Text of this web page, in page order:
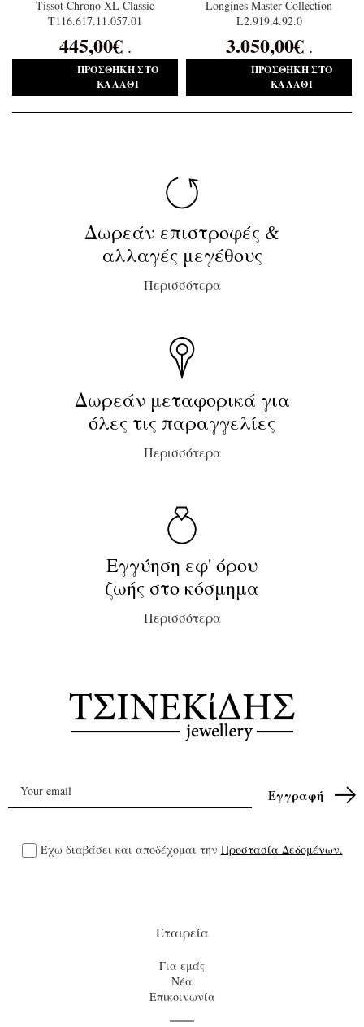
Tissot Chrono XL Classic
T116.617.11.057.01
445,00€ .
ΠΡΟΣΘΉΚΗ ΣΤΟ
ΚΑΛΆΘΙ
Longines Master Collection
L2.919.4.92.0
3.050,00€ .
ΠΡΟΣΘΉΚΗ ΣΤΟ
ΚΑΛΆΘΙ
Δωρεάν επιστροφές &
αλλαγές μεγέθους
Περισσότερα
Δωρεάν μεταφορικά για
όλες τις παραγγελίες
Περισσότερα
Εγγύηση εφ' όρου
ζωής στο κόσμημα
Περισσότερα
Έχω διαβάσει και αποδέχομαι την Προστασία Δεδομένων.
Εταιρεία
Για εμάς
Νέα
Επικοινωνία